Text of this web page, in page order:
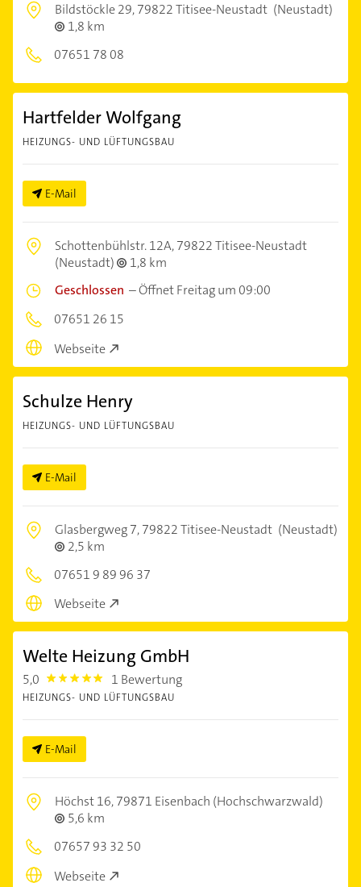
Bildstöckle 29,79822 Titisee-Neustadt (Neustadt)
1,8 km
07651 78 08
Hartfelder Wolfgang
HEIZUNGS- UND LÜFTUNGSBAU
E-Mail
Schottenbühlstr. 12A,79822 Titisee-Neustadt
(Neustadt)
1,8 km
Geschlossen –Öffnet Freitag um 09:00
07651 26 15
Webseite
Schulze Henry
HEIZUNGS- UND LÜFTUNGSBAU
E-Mail
Glasbergweg 7,79822 Titisee-Neustadt (Neustadt)
2,5 km
07651 9 89 96 37
Webseite
Welte Heizung GmbH
5,0 5.0 1 Bewertung
HEIZUNGS- UND LÜFTUNGSBAU
E-Mail
Höchst 16,79871 Eisenbach (Hochschwarzwald)
5,6 km
07657 93 32 50
Webseite